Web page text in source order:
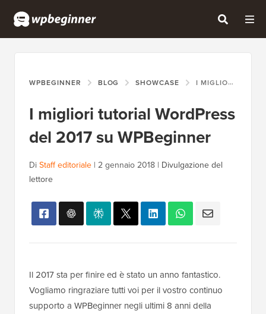
WPBEGINNER BLOG SHOWCASE I MIGLIORI TUTORIAL WORDPRESS DEL 2017 SU WPBEGINNER
I migliori tutorial WordPress
del 2017 su WPBeginner
DiStaff editoriale | 2 gennaio 2018 | Divulgazione del
lettore
Il 2017 sta per finire ed è stato un anno fantastico.
Vogliamo ringraziare tutti voi per il vostro continuo
supporto a WPBeginner negli ultimi 8 anni della